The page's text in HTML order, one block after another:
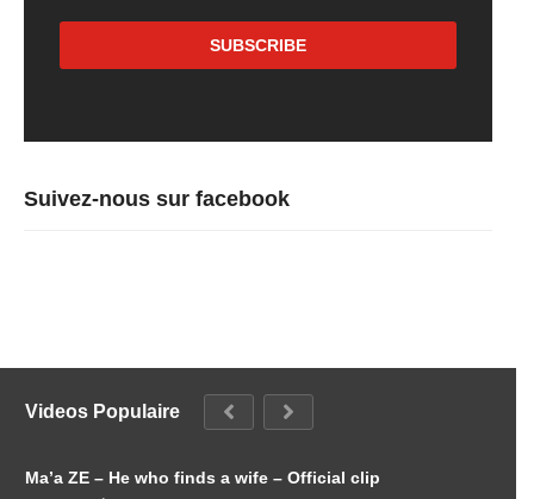
Suivez-nous sur facebook
Videos Populaire
Ma’a ZE – He who finds a wife – Official clip